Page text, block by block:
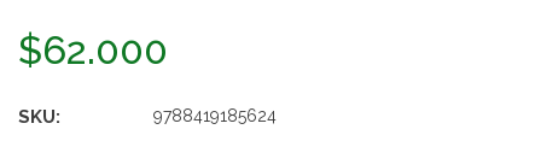
$62.000
SKU: 9788419185624